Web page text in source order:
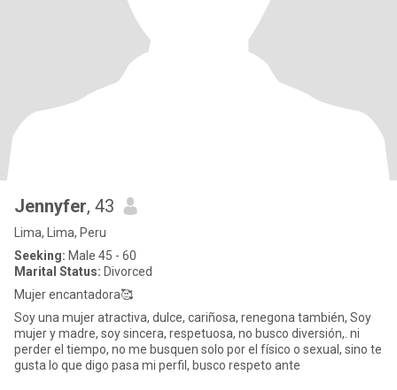
Jennyfer, 43
Lima, Lima, Peru
Seeking: Male 45 - 60
Marital Status: Divorced
Mujer encantadora🥰
Soy una mujer atractiva, dulce, cariñosa, renegona también, Soy
mujer y madre, soy sincera, respetuosa, no busco diversión,. ni
perder el tiempo, no me busquen solo por el físico o sexual, sino te
gusta lo que digo pasa mi perfil, busco respeto ante